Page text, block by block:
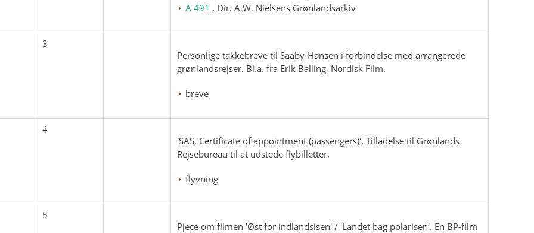
A 491 , Dir. A.W. Nielsens Grønlandsarkiv
3
Personlige takkebreve til Saaby-Hansen i forbindelse med arrangerede
grønlandsrejser. Bl.a. fra Erik Balling, Nordisk Film.
breve
4
'SAS, Certificate of appointment (passengers)'. Tilladelse til Grønlands
Rejsebureau til at udstede flybilletter.
flyvning
5
Pjece om filmen 'Øst for indlandsisen' / 'Landet bag polarisen'. En BP-film